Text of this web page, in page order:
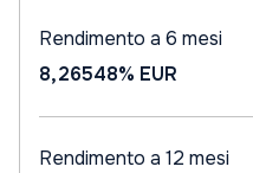
Rendimento a 6 mesi
8,26548% EUR
Rendimento a 12 mesi